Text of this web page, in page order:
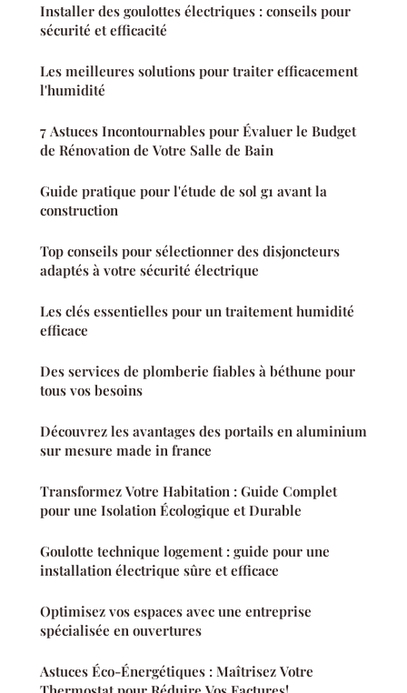
Installer des goulottes électriques : conseils pour
sécurité et efficacité
Les meilleures solutions pour traiter efficacement
l'humidité
7 Astuces Incontournables pour Évaluer le Budget
de Rénovation de Votre Salle de Bain
Guide pratique pour l'étude de sol g1 avant la
construction
Top conseils pour sélectionner des disjoncteurs
adaptés à votre sécurité électrique
Les clés essentielles pour un traitement humidité
efficace
Des services de plomberie fiables à béthune pour
tous vos besoins
Découvrez les avantages des portails en aluminium
sur mesure made in france
Transformez Votre Habitation : Guide Complet
pour une Isolation Écologique et Durable
Goulotte technique logement : guide pour une
installation électrique sûre et efficace
Optimisez vos espaces avec une entreprise
spécialisée en ouvertures
Astuces Éco-Énergétiques : Maîtrisez Votre